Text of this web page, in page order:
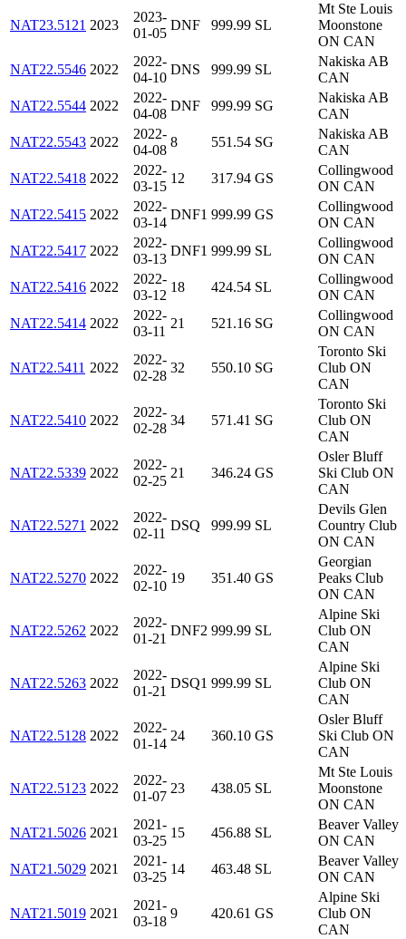
NAT23.5121 2023
2023-
01-05
DNF 999.99 SL
Mt Ste Louis
Moonstone
ON CAN
NAT22.5546 2022
2022-
04-10
DNS 999.99 SL
Nakiska AB
CAN
NAT22.5544 2022
2022-
04-08
DNF 999.99 SG
Nakiska AB
CAN
NAT22.5543 2022
2022-
04-08
8 551.54 SG
Nakiska AB
CAN
NAT22.5418 2022
2022-
03-15
12 317.94 GS
Collingwood
ON CAN
NAT22.5415 2022
2022-
03-14
DNF1 999.99 GS
Collingwood
ON CAN
NAT22.5417 2022
2022-
03-13
DNF1 999.99 SL
Collingwood
ON CAN
NAT22.5416 2022
2022-
03-12
18 424.54 SL
Collingwood
ON CAN
NAT22.5414 2022
2022-
03-11
21 521.16 SG
Collingwood
ON CAN
NAT22.5411 2022
2022-
02-28
32 550.10 SG
Toronto Ski
Club ON
CAN
NAT22.5410 2022
2022-
02-28
34 571.41 SG
Toronto Ski
Club ON
CAN
NAT22.5339 2022
2022-
02-25
21 346.24 GS
Osler Bluff
Ski Club ON
CAN
NAT22.5271 2022
2022-
02-11
DSQ 999.99 SL
Devils Glen
Country Club
ON CAN
NAT22.5270 2022
2022-
02-10
19 351.40 GS
Georgian
Peaks Club
ON CAN
NAT22.5262 2022
2022-
01-21
DNF2 999.99 SL
Alpine Ski
Club ON
CAN
NAT22.5263 2022
2022-
01-21
DSQ1 999.99 SL
Alpine Ski
Club ON
CAN
NAT22.5128 2022
2022-
01-14
24 360.10 GS
Osler Bluff
Ski Club ON
CAN
NAT22.5123 2022
2022-
01-07
23 438.05 SL
Mt Ste Louis
Moonstone
ON CAN
NAT21.5026 2021
2021-
03-25
15 456.88 SL
Beaver Valley
ON CAN
NAT21.5029 2021
2021-
03-25
14 463.48 SL
Beaver Valley
ON CAN
NAT21.5019 2021
2021-
03-18
9 420.61 GS
Alpine Ski
Club ON
CAN